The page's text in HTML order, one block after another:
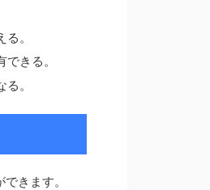
。
きる。
。
きます。